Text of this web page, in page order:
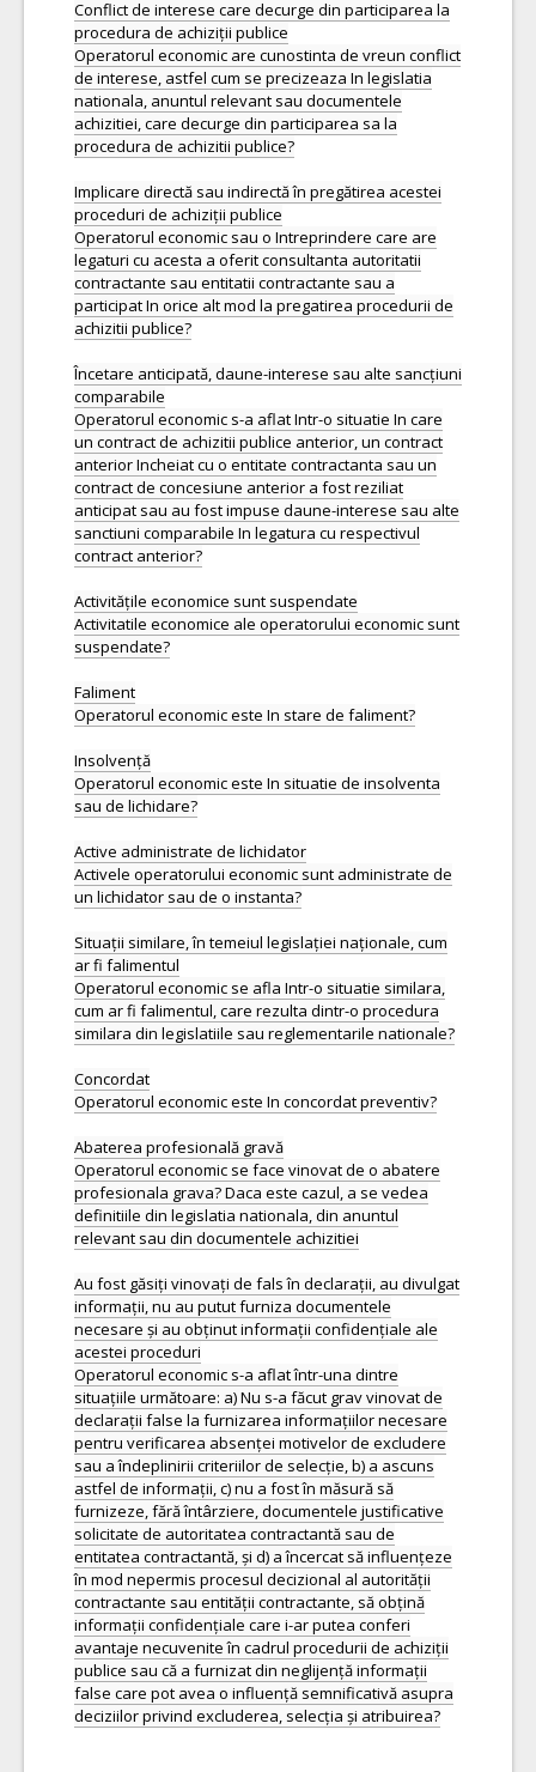
Conflict de interese care decurge din participarea la
procedura de achiziții publice
Operatorul economic are cunostinta de vreun conflict
de interese, astfel cum se precizeaza In legislatia
nationala, anuntul relevant sau documentele
achizitiei, care decurge din participarea sa la
procedura de achizitii publice?
Implicare directă sau indirectă în pregătirea acestei
proceduri de achiziții publice
Operatorul economic sau o Intreprindere care are
legaturi cu acesta a oferit consultanta autoritatii
contractante sau entitatii contractante sau a
participat In orice alt mod la pregatirea procedurii de
achizitii publice?
Încetare anticipată, daune-interese sau alte sancțiuni
comparabile
Operatorul economic s-a aflat Intr-o situatie In care
un contract de achizitii publice anterior, un contract
anterior Incheiat cu o entitate contractanta sau un
contract de concesiune anterior a fost reziliat
anticipat sau au fost impuse daune-interese sau alte
sanctiuni comparabile In legatura cu respectivul
contract anterior?
Activitățile economice sunt suspendate
Activitatile economice ale operatorului economic sunt
suspendate?
Faliment
Operatorul economic este In stare de faliment?
Insolvență
Operatorul economic este In situatie de insolventa
sau de lichidare?
Active administrate de lichidator
Activele operatorului economic sunt administrate de
un lichidator sau de o instanta?
Situații similare, în temeiul legislației naționale, cum
ar fi falimentul
Operatorul economic se afla Intr-o situatie similara,
cum ar fi falimentul, care rezulta dintr-o procedura
similara din legislatiile sau reglementarile nationale?
Concordat
Operatorul economic este In concordat preventiv?
Abaterea profesională gravă
Operatorul economic se face vinovat de o abatere
profesionala grava? Daca este cazul, a se vedea
definitiile din legislatia nationala, din anuntul
relevant sau din documentele achizitiei
Au fost găsiți vinovați de fals în declarații, au divulgat
informații, nu au putut furniza documentele
necesare și au obținut informații confidențiale ale
acestei proceduri
Operatorul economic s-a aflat într-una dintre
situațiile următoare: a) Nu s-a făcut grav vinovat de
declarații false la furnizarea informațiilor necesare
pentru verificarea absenței motivelor de excludere
sau a îndeplinirii criteriilor de selecție, b) a ascuns
astfel de informații, c) nu a fost în măsură să
furnizeze, fără întârziere, documentele justificative
solicitate de autoritatea contractantă sau de
entitatea contractantă, și d) a încercat să influențeze
în mod nepermis procesul decizional al autorității
contractante sau entității contractante, să obțină
informații confidențiale care i-ar putea conferi
avantaje necuvenite în cadrul procedurii de achiziții
publice sau că a furnizat din neglijență informații
false care pot avea o influență semnificativă asupra
deciziilor privind excluderea, selecția și atribuirea?